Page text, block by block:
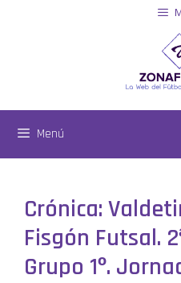
Menú
Crónica:
Fisgón Futsal.
Grupo 1º.